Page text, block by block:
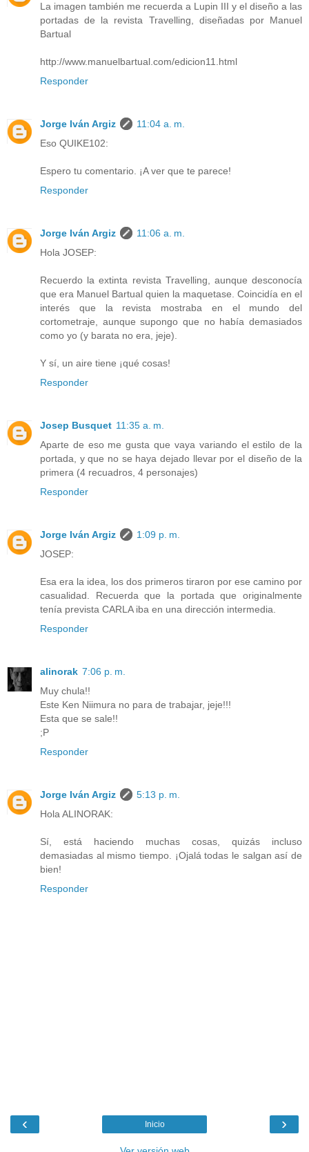
La imagen también me recuerda a Lupin III y el diseño a las
portadas de la revista Travelling, diseñadas por Manuel
Bartual
http://www.manuelbartual.com/edicion11.html
Responder
Jorge Iván Argiz
11:04 a. m.
Eso QUIKE102:
Espero tu comentario. ¡A ver que te parece!
Responder
Jorge Iván Argiz
11:06 a. m.
Hola JOSEP:
Recuerdo la extinta revista Travelling, aunque desconocía
que era Manuel Bartual quien la maquetase. Coincidía en el
interés que la revista mostraba en el mundo del
cortometraje, aunque supongo que no había demasiados
como yo (y barata no era, jeje).
Y sí, un aire tiene ¡qué cosas!
Responder
Josep Busquet 11:35 a. m.
Aparte de eso me gusta que vaya variando el estilo de la
portada, y que no se haya dejado llevar por el diseño de la
primera (4 recuadros, 4 personajes)
Responder
Jorge Iván Argiz
1:09 p. m.
JOSEP:
Esa era la idea, los dos primeros tiraron por ese camino por
casualidad. Recuerda que la portada que originalmente
tenía prevista CARLA iba en una dirección intermedia.
Responder
alinorak 7:06 p. m.
Muy chula!!
Este Ken Niimura no para de trabajar, jeje!!!
Esta que se sale!!
;P
Responder
Jorge Iván Argiz
5:13 p. m.
Hola ALINORAK:
Sí, está haciendo muchas cosas, quizás incluso
demasiadas al mismo tiempo. ¡Ojalá todas le salgan así de
bien!
Responder
‹ ›
Inicio